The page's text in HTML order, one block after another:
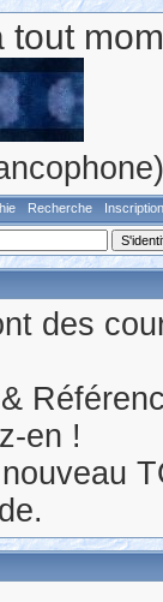
tout
Recherche Inscription
des
en !